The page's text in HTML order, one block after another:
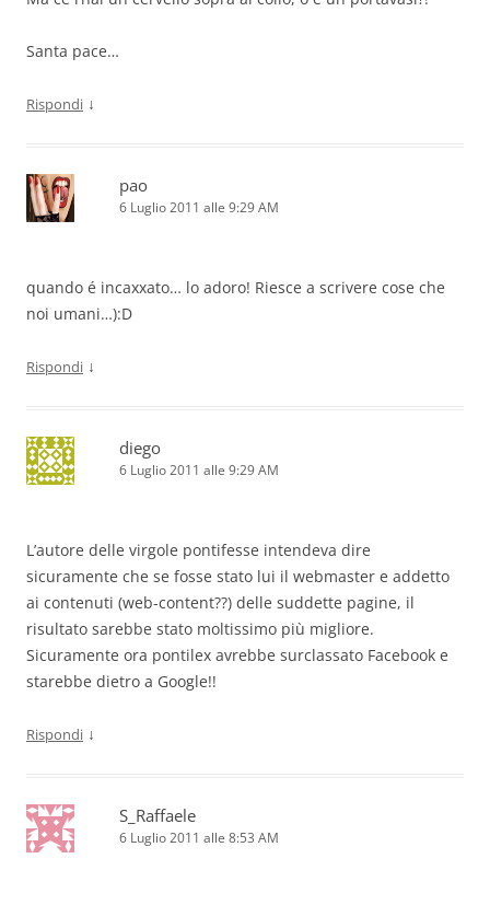
Santa pace…
Rispondi ↓
pao
6 Luglio 2011 alle 9:29 AM
quando é incaxxato… lo adoro! Riesce a scrivere cose che
noi umani…):D
Rispondi ↓
diego
6 Luglio 2011 alle 9:29 AM
L’autore delle virgole pontifesse intendeva dire
sicuramente che se fosse stato lui il webmaster e addetto
ai contenuti (web-content??) delle suddette pagine, il
risultato sarebbe stato moltissimo più migliore.
Sicuramente ora pontilex avrebbe surclassato Facebook e
starebbe dietro a Google!!
Rispondi ↓
S_Raffaele
6 Luglio 2011 alle 8:53 AM